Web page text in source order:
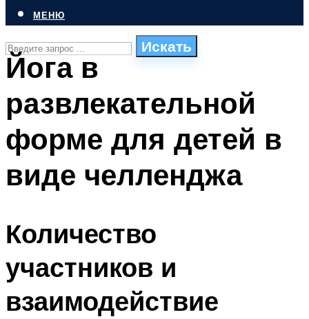
Искать
ПЛАВАНЬЕ ДЛЯ ДЕТЕЙ
БАССЕЙН ДЛЯ ДОМА
МЕНЮ
Йога в
развлекательной
форме для детей в
виде челленджа
Количество
участников и
взаимодействие